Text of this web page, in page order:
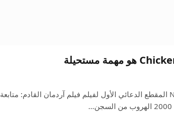
لقطة شاشة: نيتفليكسأصدرت Netflix المقطع الدعائي الأول لفيلم فيلم آردمان القادم: متابعة